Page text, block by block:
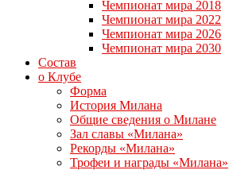
Чемпионат мира 2018
Чемпионат мира 2022
Чемпионат мира 2026
Чемпионат мира 2030
Состав
о Клубе
Форма
История Милана
Общие сведения о Милане
Зал славы «Милана»
Рекорды «Милана»
Трофеи и награды «Милана»